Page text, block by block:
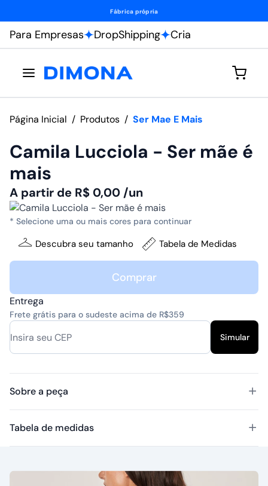
Fábrica própria
Para Empresas DropShipping Cria
Página Inicial / Produtos / Ser Mae E Mais
Camila Lucciola - Ser mãe é
mais
A partir de R$ 0,00 /un
* Selecione uma ou mais cores para continuar
Descubra seu tamanho Tabela de Medidas
Comprar
Entrega
Frete grátis para o sudeste acima de R$359
Simular
Sobre a peça
Tabela de medidas